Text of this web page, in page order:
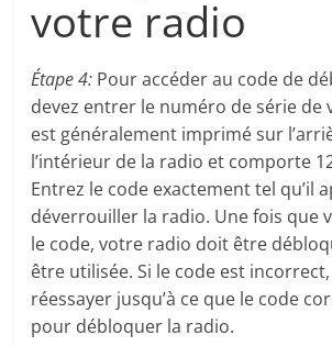
votre radio
Étape 4: Pour accéder au code de
devez entrer le numéro de série de
est généralement imprimé sur
l’intérieur de la radio et comporte
Entrez le code exactement tel qu’il
déverrouiller la radio. Une fois que
le code, votre radio doit être
être utilisée. Si le code est
réessayer jusqu’à ce que le code
pour débloquer la radio.